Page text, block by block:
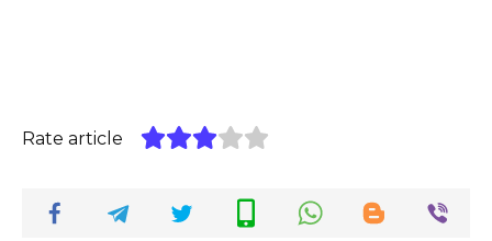
Rate article